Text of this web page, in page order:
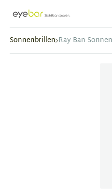
Abele Optic
Sonnenbrillen Ray Ban